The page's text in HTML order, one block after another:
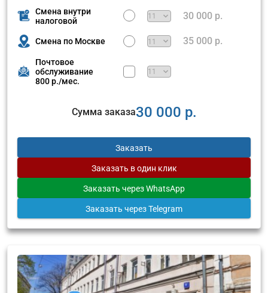
Смена внутри
налоговой
30 000 р.
Смена по Москве 35 000 р.
Почтовое
обслуживание
800 р./мес.
Сумма заказа30 000 р.
Заказать
Заказать в один клик
Заказать через WhatsApp
Заказать через Telegram